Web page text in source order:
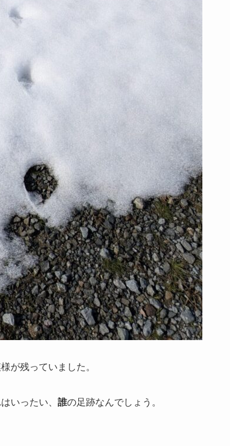
が残っていました。
いったい、 誰の足跡なんでしょう。